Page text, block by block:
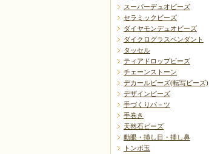
スーパーデュオビーズ
セラミックビーズ
ダイヤモンデュオビーズ
ダイクログラスペンダント
タッセル
ティアドロップビーズ
チェーンストーン
デカールビーズ(転写ビーズ)
デザインビーズ
手づくりパ－ツ
手巻き
天然石ビーズ
動眼・挿し目・挿し鼻
トンボ玉